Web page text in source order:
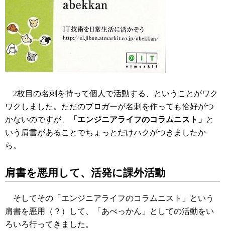
2枚目の名刺を持って個人で活動する、ということがワク
ワクしました。ただのブロガーが名刺を作っても恰好がつ
かないのですが、
「エンジニアライフのコラムニスト」 と
いう肩書があることでちょっとだけハクがつきましたか
ら。
肩書を悪用して、活発に課外活動
そしてその「エンジニアライフのコラムニスト」という
肩書を悪用（？）して、「あべっかん」としての活動をい
ろいろ行ってきました。